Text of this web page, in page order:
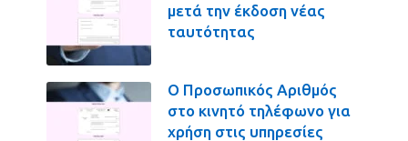
μετά την έκδοση νέας
ταυτότητας
Ο Προσωπικός Αριθμός
στο κινητό τηλέφωνο για
χρήση στις υπηρεσίες